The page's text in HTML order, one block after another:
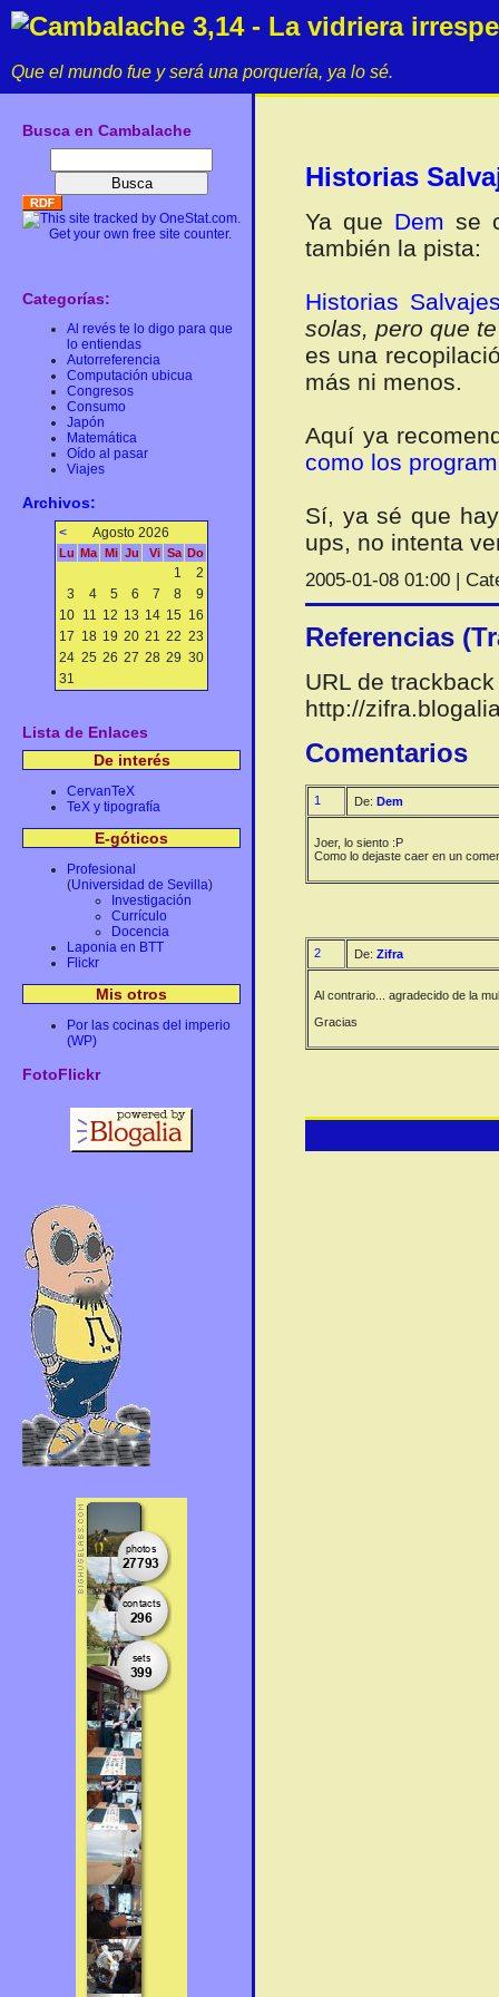
Cambalache 3,14 - La vidriera
Que el mundo fue y será una porquería, ya lo sé.
Historias
Ya que Dem se
también la pista:
Historias
solas, pero que
es una
más ni menos.
Aquí ya
como los
Sí, ya sé que
ups, no intenta
2005-01-08 01:00 |
Referencias
URL de
http://
Comentarios
1 De: Dem
Joer, lo siento :P
Como lo dejaste caer en un
2 De: Zifra
Al contrario... agradecido de la
Gracias
Busca en Cambalache
Categorías:
Al revés te lo digo para que
lo entiendas
Autorreferencia
Computación ubicua
Congresos
Consumo
Japón
Matemática
Oído al pasar
Viajes
Archivos:
< Agosto 2026
Lu Ma Mi Ju Vi Sa Do
1
2
3
4 5 6 7 8
9
10 11 12 13 14 15 16
17 18 19 20 21 22 23
24 25 26 27 28 29 30
31
Lista de Enlaces
De interés
CervanTeX
TeX y tipografía
E-góticos
Profesional
(Universidad de Sevilla)
Investigación
Currículo
Docencia
Laponia en BTT
Flickr
Mis otros
Por las cocinas del imperio
(WP)
FotoFlickr